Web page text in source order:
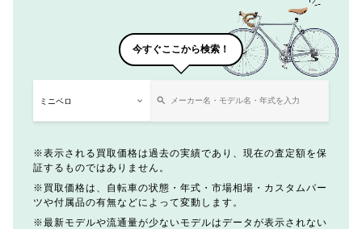
今すぐここから検索！
表示される買取価格は過去の実績であり、現在の査定額を保
証するものではありません。
買取価格は、自転車の状態・年式・市場相場・カスタムパー
ツや付属品の有無などによって変動します。
最新モデルや流通量が少ないモデルはデータが表示されない